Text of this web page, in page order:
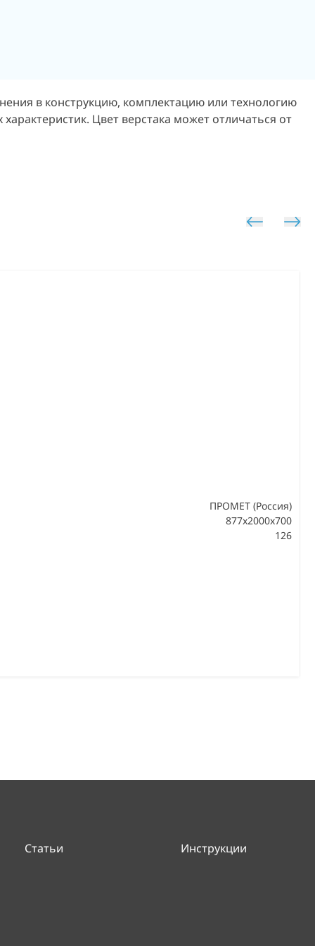
в конструкцию, комплектацию или технологию
Цвет верстака может отличаться от
ПРОМЕТ (Россия)
877x2000x700
126
Статьи Инструкции